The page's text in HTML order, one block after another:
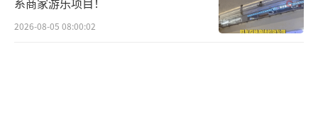
2026-08-05 08:00:02